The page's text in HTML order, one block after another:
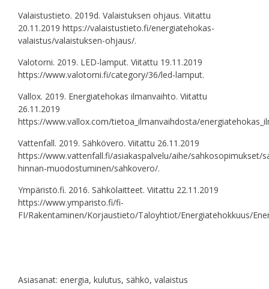
Valaistustieto. 2019d. Valaistuksen ohjaus. Viitattu
20.11.2019 https://valaistustieto.fi/energiatehokas-
valaistus/valaistuksen-ohjaus/.
Valotorni. 2019. LED-lamput. Viitattu 19.11.2019
https://www.valotorni.fi/category/36/led-lamput.
Vallox. 2019. Energiatehokas ilmanvaihto. Viitattu
26.11.2019
https://www.vallox.com/tietoa_ilmanvaihdosta/
Vattenfall. 2019. Sähkövero. Viitattu 26.11.2019
https://www.vattenfall.fi/asiakaspalvelu/aihe/sahkosopimukset/
hinnan-muodostuminen/sahkovero/.
Ympäristö.fi. 2016. Sähkölaitteet. Viitattu 22.11.2019
https://www.ymparisto.fi/fi-
FI/Rakentaminen/Korjaustieto/Taloyhtiot/Energiatehokkuus/
Asiasanat: energia, kulutus, sähkö, valaistus